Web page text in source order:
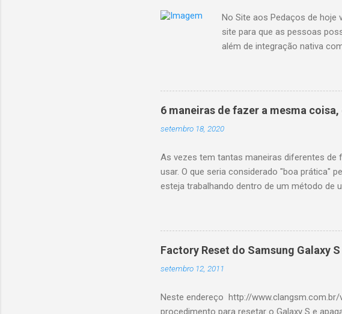
No Site aos Pedaços de hoje
site para que as pessoas
além de integração nativa
acesse o site http://
e integre com uma conta do
nesse post, talvez
6 maneiras de fazer a mesma
setembro 18, 2020
As vezes tem tantas maneiras diferentes de
usar. O que seria considerado "boa prática"
esteja trabalhando dentro de um método de
VerificaMinhaRegraChiqueComplexa()
e a api retornar Ok 200, caso contrário você
mensagem dizendo que
a opinião de outrs devs sobre qual seria a
Factory Reset do Samsung Galaxy S
setembro 12, 2011
Neste endereço http://
procedimento para resetar o Galaxy S e